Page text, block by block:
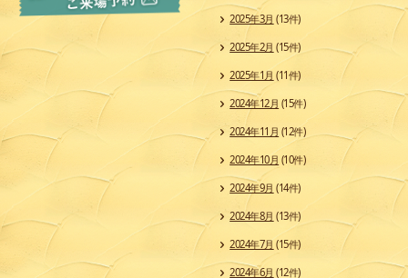
2025年3月 (13件)
2025年2月 (15件)
2025年1月 (11件)
2024年12月 (15件)
2024年11月 (12件)
2024年10月 (10件)
2024年9月 (14件)
2024年8月 (13件)
2024年7月 (15件)
2024年6月 (12件)